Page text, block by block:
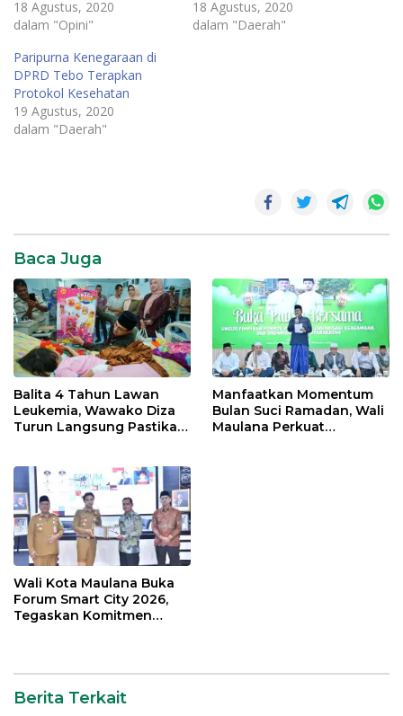
18 Agustus, 2020
dalam "Opini"
18 Agustus, 2020
dalam "Daerah"
Paripurna Kenegaraan di
DPRD Tebo Terapkan
Protokol Kesehatan
19 Agustus, 2020
dalam "Daerah"
Baca Juga
Balita 4 Tahun Lawan
Leukemia, Wawako Diza
Turun Langsung Pastikan
Manfaatkan Momentum
Bulan Suci Ramadan, Wali
Maulana Perkuat
Wali Kota Maulana Buka
Forum Smart City 2026,
Tegaskan Komitmen
Berita Terkait